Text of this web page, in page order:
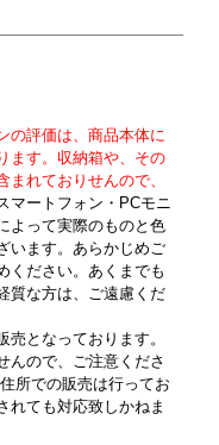
の評価は、商品本体に
ます。収納箱や、その
まれておりせんので、
マートフォン・PCモニ
よって実際のものと色
います。あらかじめご
ください。あくまでも
質な方は、ご遠慮くだ
売となっております。
んので、ご注意くださ
所での販売は行ってお
れても対応致しかねま